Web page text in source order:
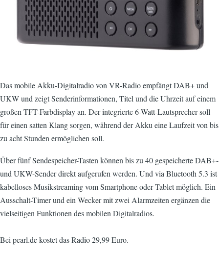
Das mobile Akku-Digitalradio von VR-Radio empfängt DAB+ und
UKW und zeigt Senderinformationen, Titel und die Uhrzeit auf einem
großen TFT-Farbdisplay an. Der integrierte 6-Watt-Lautsprecher soll
für einen satten Klang sorgen, während der Akku eine Laufzeit von bis
zu acht Stunden ermöglichen soll.
Über fünf Sendespeicher-Tasten können bis zu 40 gespeicherte DAB+-
und UKW-Sender direkt aufgerufen werden. Und via Bluetooth 5.3 ist
kabelloses Musikstreaming vom Smartphone oder Tablet möglich. Ein
Ausschalt-Timer und ein Wecker mit zwei Alarmzeiten ergänzen die
vielseitigen Funktionen des mobilen Digitalradios.
Bei pearl.de kostet das Radio 29,99 Euro.